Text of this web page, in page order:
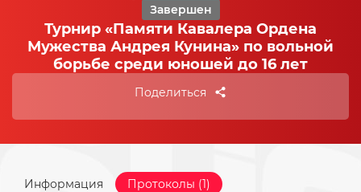
Завершен
Турнир «Памяти Кавалера Ордена
Мужества Андрея Кунина» по вольной
борьбе среди юношей до 16 лет
Поделиться
Информация Протоколы (1)